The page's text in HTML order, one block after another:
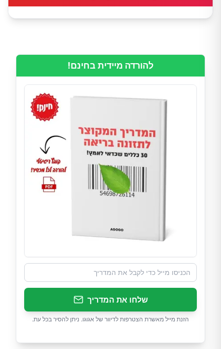
להורדה מיידית בחינם!
שלחו את המדריך
הזנת מייל מאשרת הצטרפות לדיוור של אגוגו. ניתן להסיר בכל עת.